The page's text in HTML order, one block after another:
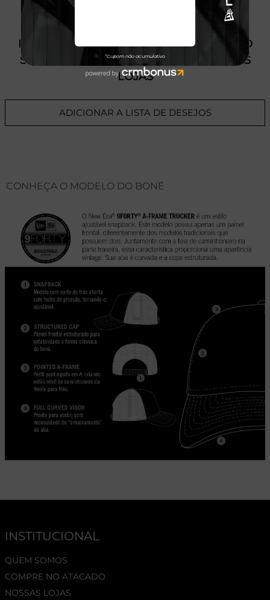
PRODUTO SEM ESTOQUE DÍSPONÍVEL NO
SITE, CONSULTE A DISPONIBILIDADE NAS
LOJAS
ADICIONAR A LISTA DE DESEJOS
CONHEÇA O MODELO DO BONÉ
INSTITUCIONAL
QUEM SOMOS
COMPRE NO ATACADO
NOSSAS LOJAS